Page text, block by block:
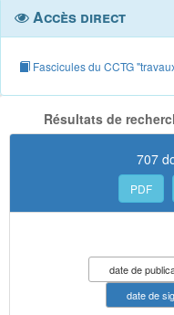
Accès direct
Fascicules du CCTG
Résultats de
707
PDF
date de
date de